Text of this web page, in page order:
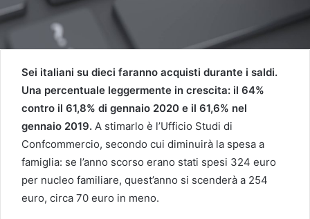
Sei italiani su dieci faranno acquisti durante i saldi.
Una percentuale leggermente in crescita: il 64%
contro il 61,8% di gennaio 2020 e il 61,6% nel
gennaio 2019. A stimarlo è l’Ufficio Studi di
Confcommercio, secondo cui diminuirà la spesa a
famiglia: se l’anno scorso erano stati spesi 324 euro
per nucleo familiare, quest’anno si scenderà a 254
euro, circa 70 euro in meno.